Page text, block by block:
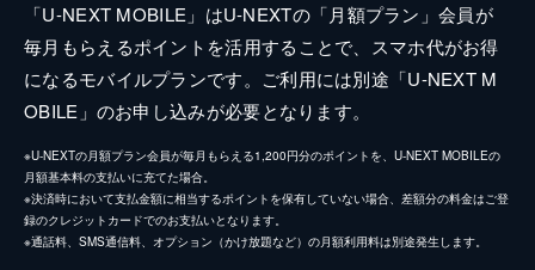
「U-NEXT MOBILE」はU-NEXTの「月額プラン」会員が
毎月もらえるポイントを活用することで、スマホ代がお得
になるモバイルプランです。ご利用には別途「U-NEXT M
OBILE」のお申し込みが必要となります。
※U-NEXTの月額プラン会員が毎月もらえる1,200円分のポイントを、U-NEXT MOBILEの
月額基本料の支払いに充てた場合。
※決済時において支払金額に相当するポイントを保有していない場合、差額分の料金はご登
録のクレジットカードでのお支払いとなります。
※通話料、SMS通信料、オプション（かけ放題など）の月額利用料は別途発生します。